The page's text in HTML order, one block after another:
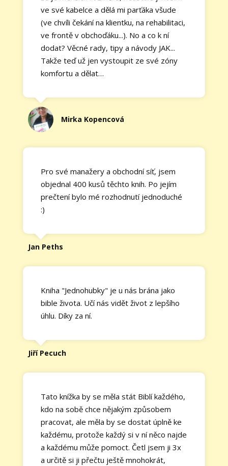
ve své kabelce a dělá mi parťáka všude
(ve chvíli čekání na klientku, na rehabilitaci,
ve frontě v obchoďáku...). No a co k ní
dodat? Věcné rady, tipy a návody JAK...
Takže teď už jen vystoupit ze své zóny
komfortu a dělat…
Mirka Kopencová
Pro své manažery a obchodní síť, jsem
objednal 400 kusů těchto knih. Po jejím
prečtení bylo mé rozhodnutí jednoduché
:)
Jan Peths
Kniha "Jednohubky" je u nás brána jako
bible života. Učí nás vidět život z lepšího
úhlu. Díky za ní.
Jiří Pecuch
Tato knížka by se měla stát Biblí každého,
kdo na sobě chce nějakým způsobem
pracovat, ale měla by se dostat úplně ke
každému, protože každý si v ní něco najde
a každému může pomoct. Četl jsem ji 3x
a určitě si ji přečtu ještě mnohokrát,